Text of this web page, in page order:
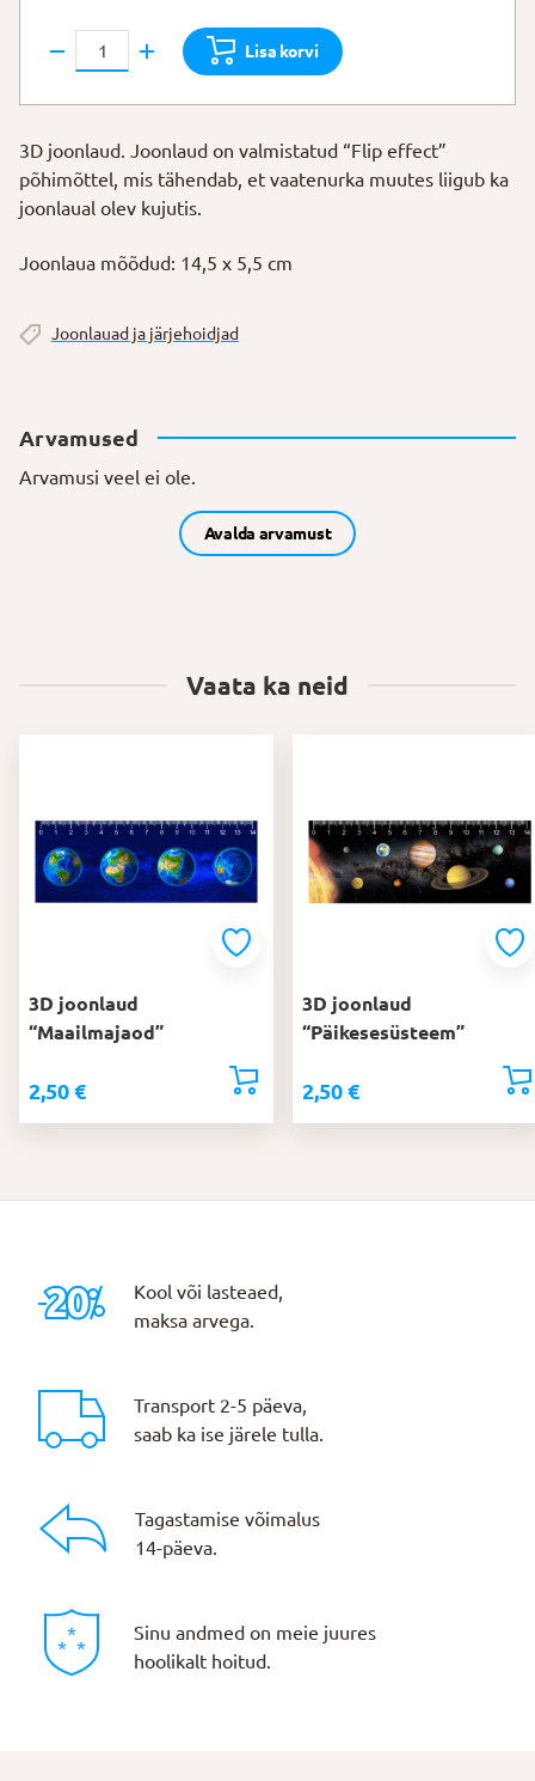
joonlaud
"Spinosaurus"
Lisa korvi
3D joonlaud. Joonlaud on valmistatud “Flip effect”
põhimõttel, mis tähendab, et vaatenurka muutes liigub ka
joonlaual olev kujutis.
Joonlaua mõõdud: 14,5 x 5,5 cm
Joonlauad ja järjehoidjad
Arvamused
Arvamusi veel ei ole.
Avalda arvamust
Vaata ka neid
3D joonlaud
“Maailmajaod”
2,50 €
3D joonlaud
“Päikesesüsteem”
2,50 €
Kool või lasteaed,
maksa arvega.
Transport 2-5 päeva,
saab ka ise järele tulla.
Tagastamise võimalus
14-päeva.
Sinu andmed on meie juures
hoolikalt hoitud.